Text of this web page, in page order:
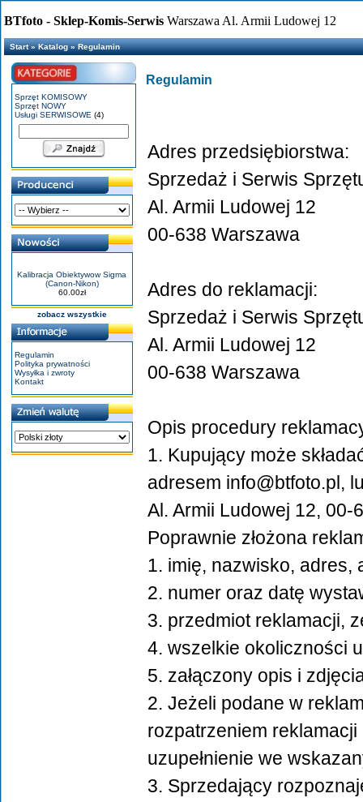
BTfoto - Sklep-Komis-Serwis Warszawa Al. Armii Ludowej 12
Start»Katalog»Regulamin
Sprzęt KOMISOWY
Sprzęt NOWY
Usługi SERWISOWE (4)
Kalibracja Obiektywow Sigma
(Canon-Nikon)
60.00zł
zobacz wszystkie
Regulamin
Polityka prywatności
Wysyłka i zwroty
Kontakt
Regulamin
Adres przedsiębiorstwa:
Sprzedaż i Serwis
Al. Armii Ludowej 12
00-638 Warszawa
Adres do reklamacji:
Sprzedaż i Serwis
Al. Armii Ludowej 12
00-638 Warszawa
Opis procedury
1. Kupujący może
adresem info@btfoto.pl,
Al. Armii Ludowej 12, 00-
Poprawnie złożona
1. imię, nazwisko, adres,
2. numer oraz datę
3. przedmiot reklamacji,
4. wszelkie okoliczności
5. załączony opis i
2. Jeżeli podane w
rozpatrzeniem
uzupełnienie we
3. Sprzedający